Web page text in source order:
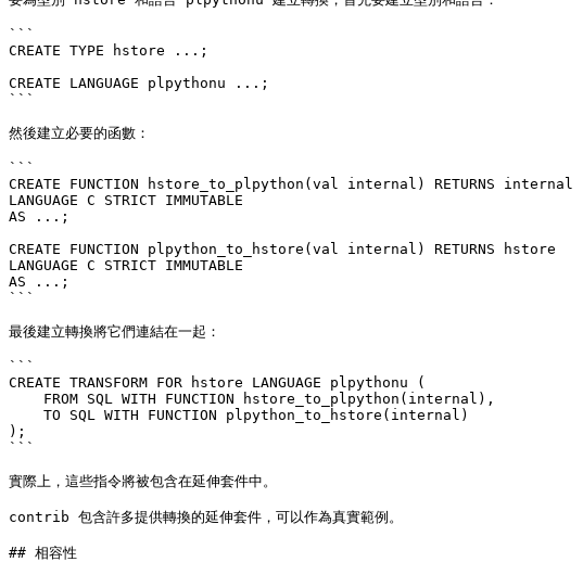
```
CREATE TYPE hstore ...;
CREATE LANGUAGE plpythonu ...;
```
然後建立必要的函數：
```
CREATE FUNCTION hstore_to_plpython(val internal) RETURNS internal
LANGUAGE C STRICT IMMUTABLE
AS ...;
CREATE FUNCTION plpython_to_hstore(val internal) RETURNS hstore
LANGUAGE C STRICT IMMUTABLE
AS ...;
```
最後建立轉換將它們連結在一起：
```
CREATE TRANSFORM FOR hstore LANGUAGE plpythonu (
);
```
實際上，這些指令將被包含在延伸套件中。
contrib 包含許多提供轉換的延伸套件，可以作為真實範例。
## 相容性